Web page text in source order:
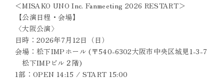
＜MISAKO UNO Inc. Fanmeeting 2026 RESTART＞
【公演日程・会場】
〈大阪公演〉
日時：2026年7月12日（日）
会場：松下IMPホール (〒540-6302大阪市中央区城見1-3-7
松下IMPビル２階)
1部：OPEN 14:15 / START 15:00